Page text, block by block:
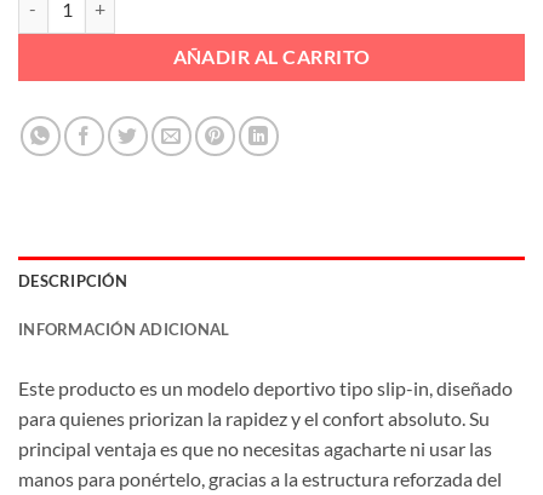
AÑADIR AL CARRITO
DESCRIPCIÓN
INFORMACIÓN ADICIONAL
Este producto es un modelo deportivo tipo slip-in, diseñado
para quienes priorizan la rapidez y el confort absoluto. Su
principal ventaja es que no necesitas agacharte ni usar las
manos para ponértelo, gracias a la estructura reforzada del